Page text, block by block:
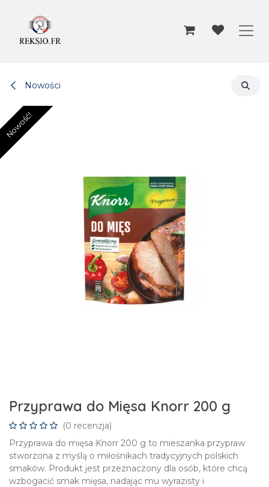
Nowości
Nowość!
Przyprawa do Mięsa Knorr 200 g
(0 recenzja)
Przyprawa do mięsa Knorr 200 g to mieszanka przypraw
stworzona z myślą o miłośnikach tradycyjnych polskich
smaków. Produkt jest przeznaczony dla osób, które chcą
wzbogacić smak mięsa, nadając mu wyrazisty i